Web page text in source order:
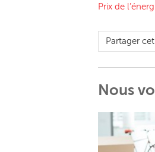
Prix de
Partager
Nous